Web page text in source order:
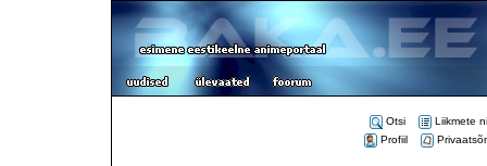
Otsi
Liikmete
Profiil